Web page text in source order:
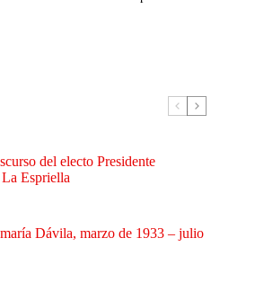
del electo Presidente
Espriella
Dávila, marzo de 1933 – julio